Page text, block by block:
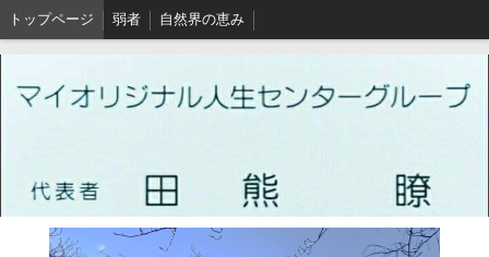
トップページ 弱者 自然界の恵み